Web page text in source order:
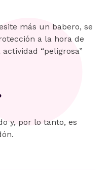
más un babero, se
a la hora de
“peligrosa”
y, por lo tanto, es